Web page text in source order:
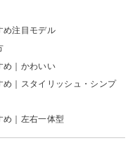
め注目モデル
め｜かわいい
｜スタイリッシュ・シンプ
め｜左右一体型